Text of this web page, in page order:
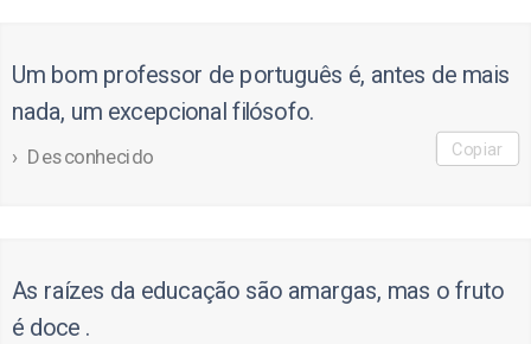
Um bom professor de português é, antes de mais
nada, um excepcional filósofo.
Desconhecido Copiar
As raízes da educação são amargas, mas o fruto
é doce .